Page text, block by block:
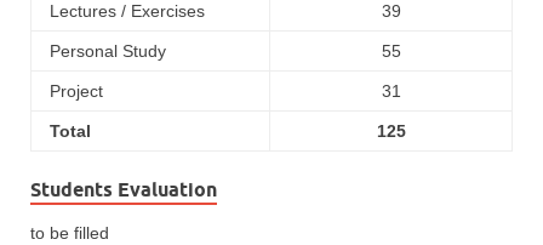
Lectures / Exercises 39
Personal Study 55
Project 31
Total 125
Students Evaluation
to be filled